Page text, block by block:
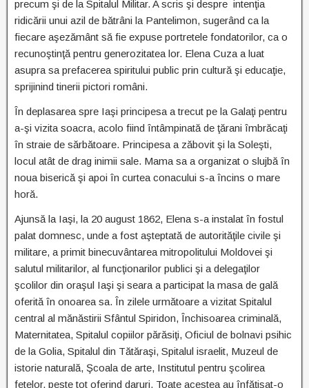
precum şi de la Spitalul Militar. A scris şi despre intenţia
ridicării unui azil de bătrâni la Pantelimon, sugerând ca la
fiecare aşezământ să fie expuse portretele fondatorilor, ca o
recunoştinţă pentru generozitatea lor. Elena Cuza a luat
asupra sa prefacerea spiritului public prin cultură şi educaţie,
sprijinind tinerii pictori români.
În deplasarea spre Iaşi principesa a trecut pe la Galaţi pentru
a-şi vizita soacra, acolo fiind întâmpinată de ţărani îmbrăcaţi
în straie de sărbătoare. Principesa a zăbovit şi la Soleşti,
locul atât de drag inimii sale. Mama sa a organizat o slujbă în
noua biserică şi apoi în curtea conacului s-a încins o mare
horă.
Ajunsă la Iaşi, la 20 august 1862, Elena s-a instalat în fostul
palat domnesc, unde a fost aşteptată de autorităţile civile şi
militare, a primit binecuvântarea mitropolitului Moldovei şi
salutul militarilor, al funcţionarilor publici şi a delegaţilor
şcolilor din oraşul Iaşi şi seara a participat la masa de gală
oferită în onoarea sa. În zilele următoare a vizitat Spitalul
central al mănăstirii Sfântul Spiridon, Închisoarea criminală,
Maternitatea, Spitalul copiilor părăsiţi, Oficiul de bolnavi psihic
de la Golia, Spitalul din Tătăraşi, Spitalul israelit, Muzeul de
istorie naturală, Şcoala de arte, Institutul pentru şcolirea
fetelor, peste tot oferind daruri. Toate acestea au înfăţişat-o